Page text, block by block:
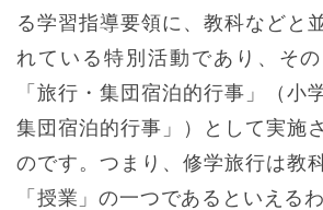
る学習指導要領に、教科などと
れている特別活動であり、そ
「旅行・集団宿泊的行事」（小
集団宿泊的行事」）として実施
のです。つまり、修学旅行は教
「授業」の一つであるといえる